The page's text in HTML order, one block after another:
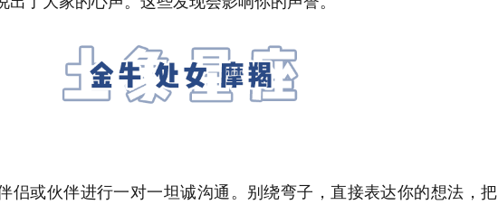
侣或伙伴进行一对一坦诚沟通。别绕弯子，直接表达你的想法，把